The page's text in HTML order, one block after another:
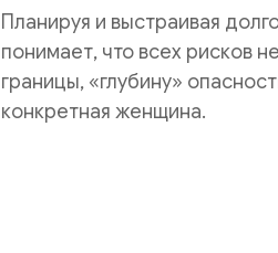
Планируя и выстраивая
понимает, что всех рисков
границы, «глубину»
конкретная женщина.